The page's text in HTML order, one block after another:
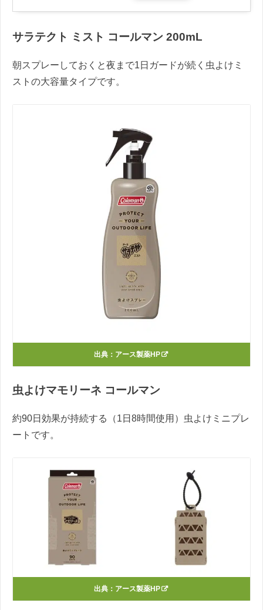
サラテクト ミスト コールマン 200mL
朝スプレーしておくと夜まで1日ガードが続く虫よけミ
ストの大容量タイプです。
出典： アース製薬HP
虫よけマモリーネ コールマン
約90日効果が持続する（1日8時間使用）虫よけミニプレ
ートです。
出典： アース製薬HP